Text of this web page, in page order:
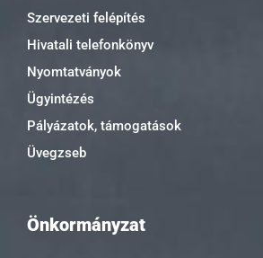
Szervezeti felépítés
Hivatali telefonkönyv
Nyomtatványok
Ügyintézés
Pályázatok, támogatások
Üvegzseb
Önkormányzat